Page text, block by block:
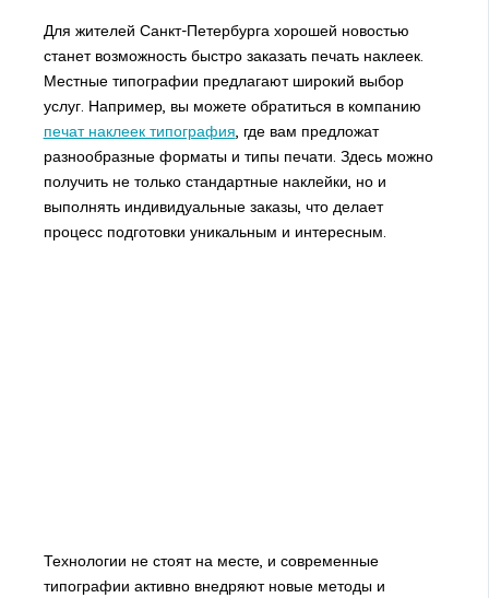
Для жителей Санкт-Петербурга хорошей новостью
станет возможность быстро заказать печать наклеек.
Местные типографии предлагают широкий выбор
услуг. Например, вы можете обратиться в компанию
печат наклеек типография, где вам предложат
разнообразные форматы и типы печати. Здесь можно
получить не только стандартные наклейки, но и
выполнять индивидуальные заказы, что делает
процесс подготовки уникальным и интересным.
Технологии не стоят на месте, и современные
типографии активно внедряют новые методы и